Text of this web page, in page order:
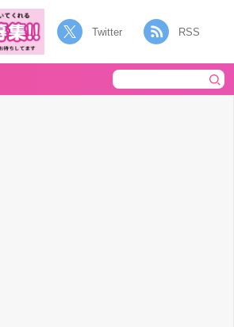
Twitter RSS